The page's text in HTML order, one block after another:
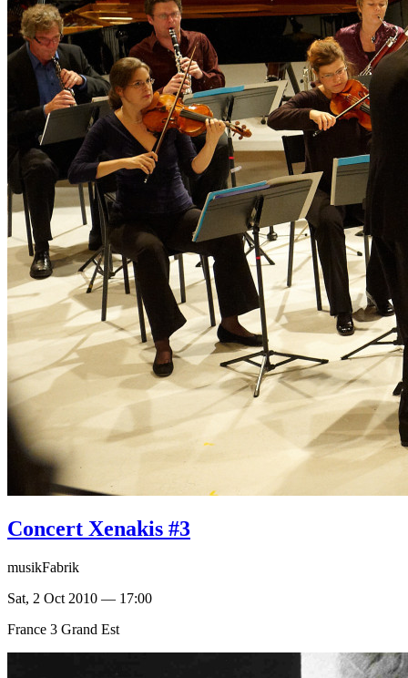
Concert Xenakis #3
musikFabrik
Sat, 2 Oct 2010 — 17:00
France 3 Grand Est